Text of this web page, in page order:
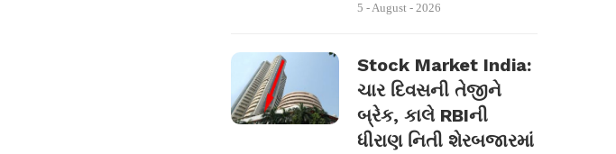
5 - August - 2026
Stock Market India:
ચાર દિવસની તેજીને
બ્રેક, કાલે RBIની
ધીરાણ નિતી શેરબજારમાં